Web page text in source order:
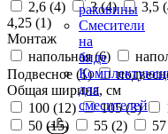
раковины
Смесители
на
биде
для
смесителей
2,6 (4) 3 (4) 3,5 (
4,25 (1)
Монтаж
напольная (6)
Подвесное (1)
Общая ширина, см
100 (12) 105 (3)
50 (15) 55 (2)